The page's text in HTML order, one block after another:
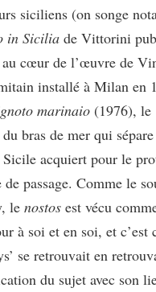
siciliens (on songe
in Sicilia de Vittorini
au cœur de l’œuvre de
installé à Milan en
marinaio (1976), le
bras de mer qui
acquiert pour le
passage. Comme le
le nostos est vécu
à soi et en soi, et c’est
se retrouvait en
du sujet avec son